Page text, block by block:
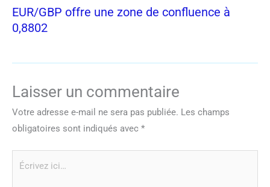
EUR/GBP offre une zone de confluence à
0,8802
Laisser un commentaire
Votre adresse e-mail ne sera pas publiée. Les champs
obligatoires sont indiqués avec *